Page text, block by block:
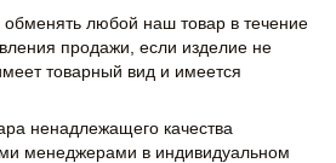
любой наш товар в течение
продажи, если изделие не
товарный вид и имеется
ненадлежащего качества
менеджерами в индивидуальном